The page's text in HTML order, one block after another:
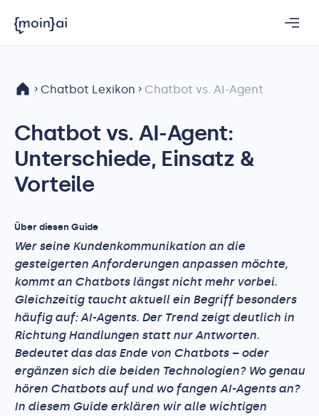
Chatbot Lexikon Chatbot vs. AI-Agent
Chatbot vs. AI-Agent:
Unterschiede, Einsatz &
Vorteile
Über diesen Guide
Wer seine Kundenkommunikation an die
gesteigerten Anforderungen anpassen möchte,
kommt an Chatbots längst nicht mehr vorbei.
Gleichzeitig taucht aktuell ein Begriff besonders
häufig auf: AI-Agents. Der Trend zeigt deutlich in
Richtung Handlungen statt nur Antworten.
Bedeutet das das Ende von Chatbots – oder
ergänzen sich die beiden Technologien? Wo genau
hören Chatbots auf und wo fangen AI-Agents an?
In diesem Guide erklären wir alle wichtigen